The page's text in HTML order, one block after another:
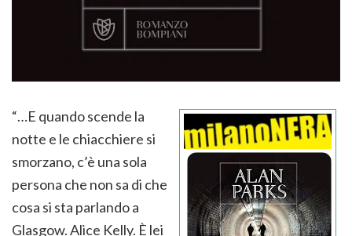
“…E quando scende la
notte e le chiacchiere si
smorzano, c’è una sola
persona che non sa di che
cosa si sta parlando a
Glasgow. Alice Kelly. È lei